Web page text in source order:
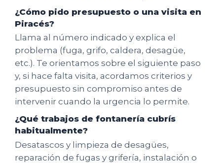
¿Cómo pido presupuesto o una visita en
Piracés?
Llama al número indicado y explica el
problema (fuga, grifo, caldera, desagüe,
etc.). Te orientamos sobre el siguiente paso
y, si hace falta visita, acordamos criterios y
presupuesto sin compromiso antes de
intervenir cuando la urgencia lo permite.
¿Qué trabajos de fontanería cubrís
habitualmente?
Desatascos y limpieza de desagües,
reparación de fugas y grifería, instalación o